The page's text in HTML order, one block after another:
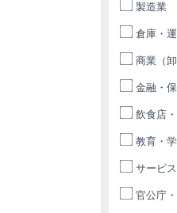
製造業
倉庫・
商業（
金融・
飲食店
教育・
サービ
官公庁